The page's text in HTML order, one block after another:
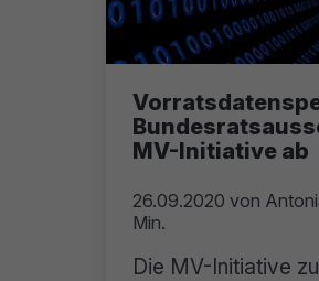
MV-Initiative ab
26.09.2020 von
Min.
Die MV-Initiative